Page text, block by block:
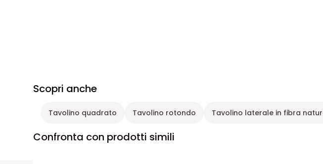
Scopri anche
Tavolino quadrato Tavolino rotondo Tavolino laterale in fibra
Confronta con prodotti simili